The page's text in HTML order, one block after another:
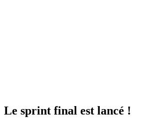
Le sprint final est lancé !